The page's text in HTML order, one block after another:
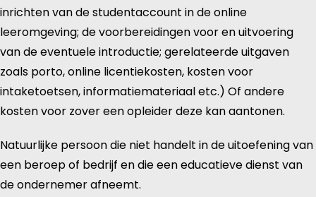
inrichten van de studentaccount in de online
leeromgeving; de voorbereidingen voor en uitvoering
van de eventuele introductie; gerelateerde uitgaven
zoals porto, online licentiekosten, kosten voor
intaketoetsen, informatiemateriaal etc.) Of andere
kosten voor zover een opleider deze kan aantonen.
Natuurlijke persoon die niet handelt in de uitoefening van
een beroep of bedrijf en die een educatieve dienst van
de ondernemer afneemt.